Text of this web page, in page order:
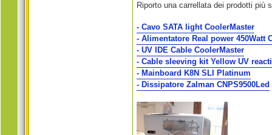
Riporto una carrellata dei prodotti più
- Cavo SATA light CoolerMaster
- Alimentatore Real power 450Watt
- UV IDE Cable CoolerMaster
- Cable sleeving kit Yellow UV
- Mainboard K8N SLI Platinum
- Dissipatore Zalman CNPS9500Led